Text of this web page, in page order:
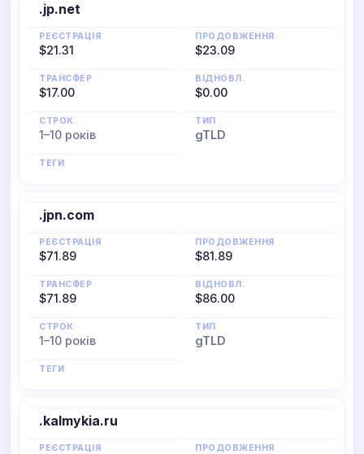
.jp.net
РЕЄСТРАЦІЯ
$21.31
ПРОДОВЖЕННЯ
$23.09
ТРАНСФЕР
$17.00
ВІДНОВЛ.
$0.00
СТРОК
1–10 років
ТИП
gTLD
ТЕГИ
.jpn.com
РЕЄСТРАЦІЯ
$71.89
ПРОДОВЖЕННЯ
$81.89
ТРАНСФЕР
$71.89
ВІДНОВЛ.
$86.00
СТРОК
1–10 років
ТИП
gTLD
ТЕГИ
.kalmykia.ru
РЕЄСТРАЦІЯ ПРОДОВЖЕННЯ